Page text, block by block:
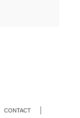
CONTACT